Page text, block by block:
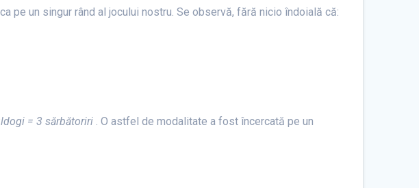
pe un singur rând al jocului nostru. Se observă, fără nicio îndoială că:
= 3 sărbătoriri . O astfel de modalitate a fost încercată pe un